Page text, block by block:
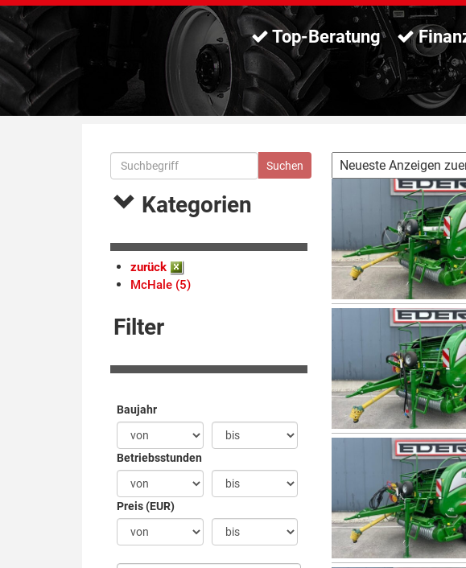
Top-Beratung
Kategorien
zurück
McHale (5)
Filter
Baujahr
Betriebsstunden
Preis (EUR)